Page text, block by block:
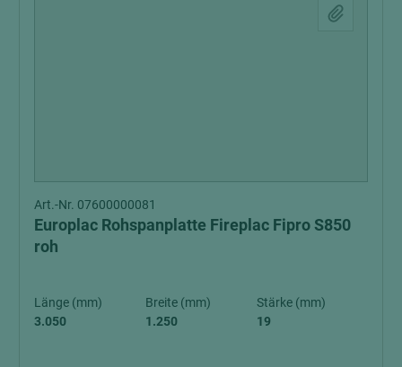
Art.-Nr. 07600000081
Europlac Rohspanplatte Fireplac Fipro S850
roh
Länge (mm)
3.050
Breite (mm)
1.250
Stärke (mm)
19